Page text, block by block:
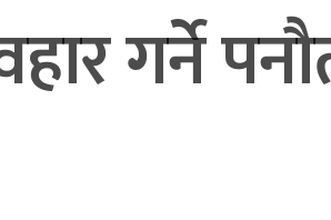
गर्ने